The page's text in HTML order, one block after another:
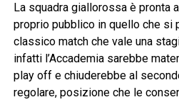
La squadra giallorossa è pronta
proprio pubblico in quello che si
classico match che vale una
infatti l’Accademia sarebbe
play off e chiuderebbe al
regolare, posizione che le